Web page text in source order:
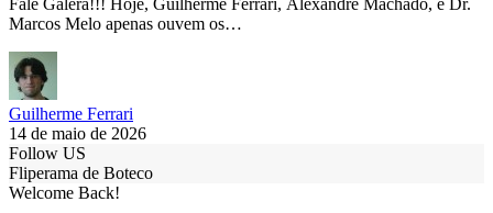
Fale Galera!!! Hoje, Guilherme Ferrari, Alexandre Machado, e Dr.
Marcos Melo apenas ouvem os…
Guilherme Ferrari
14 de maio de 2026
Follow US
Fliperama de Boteco
Welcome Back!